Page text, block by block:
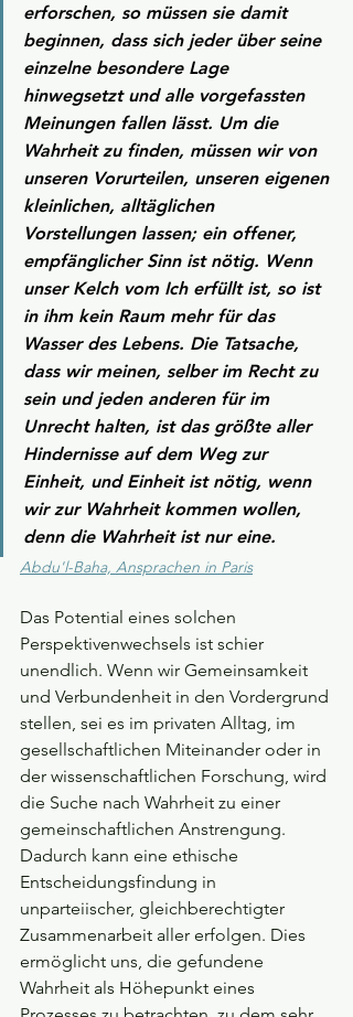
erforschen, so müssen sie damit
beginnen, dass sich jeder über seine
einzelne besondere Lage
hinwegsetzt und alle vorgefassten
Meinungen fallen lässt. Um die
Wahrheit zu finden, müssen wir von
unseren Vorurteilen, unseren eigenen
kleinlichen, alltäglichen
Vorstellungen lassen; ein offener,
empfänglicher Sinn ist nötig. Wenn
unser Kelch vom Ich erfüllt ist, so ist
in ihm kein Raum mehr für das
Wasser des Lebens. Die Tatsache,
dass wir meinen, selber im Recht zu
sein und jeden anderen für im
Unrecht halten, ist das größte aller
Hindernisse auf dem Weg zur
Einheit, und Einheit ist nötig, wenn
wir zur Wahrheit kommen wollen,
denn die Wahrheit ist nur eine.
Abdu'l-Baha, Ansprachen in Paris
Das Potential eines solchen
Perspektivenwechsels ist schier
unendlich. Wenn wir Gemeinsamkeit
und Verbundenheit in den Vordergrund
stellen, sei es im privaten Alltag, im
gesellschaftlichen Miteinander oder in
der wissenschaftlichen Forschung, wird
die Suche nach Wahrheit zu einer
gemeinschaftlichen Anstrengung.
Dadurch kann eine ethische
Entscheidungsfindung in
unparteiischer, gleichberechtigter
Zusammenarbeit aller erfolgen. Dies
ermöglicht uns, die gefundene
Wahrheit als Höhepunkt eines